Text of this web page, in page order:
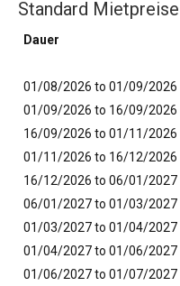
Standard
Dauer
01/08/2026 to 01/09/2026
01/09/2026 to 16/09/2026
16/09/2026 to 01/11/2026
01/11/2026 to 16/12/2026
16/12/2026 to 06/01/2027
06/01/2027 to 01/03/2027
01/03/2027 to 01/04/2027
01/04/2027 to 01/06/2027
01/06/2027 to 01/07/2027